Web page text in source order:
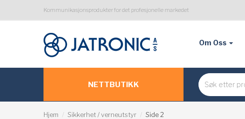
Kommunikasjonsprodukter for det profesjonelle markedet
Om Oss
NETTBUTIKK
Hjem Sikkerhet / verneutstyr Side 2